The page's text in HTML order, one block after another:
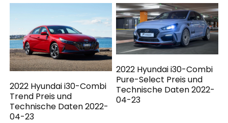
2022 Hyundai i30-Combi
Trend Preis und
Technische Daten 2022-
04-23
2022 Hyundai i30-Combi
Pure-Select Preis und
Technische Daten 2022-
04-23